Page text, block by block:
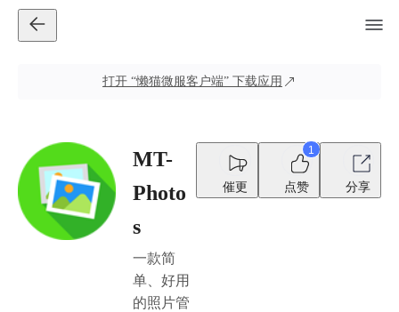
打开 “懒猫微服客户端” 下载应用
MT-
Photo
s
一款简
单、好用
的照片管
催更
1
点赞 分享